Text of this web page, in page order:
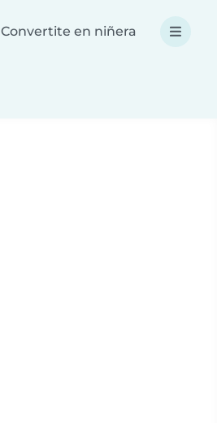
Convertite en niñera